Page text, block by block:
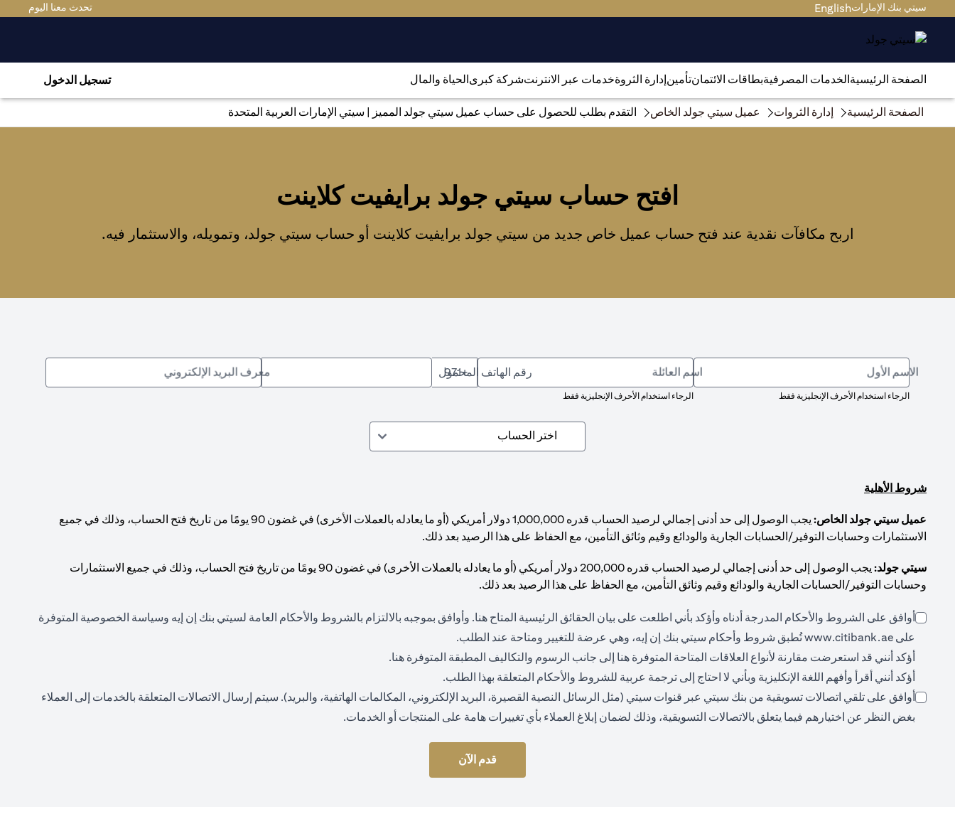
سيتي بنك الإماراتEnglish تحدث معنا اليوم
الصفحة الرئيسيةالخدمات المصرفيةبطاقات الائتمانتأمينإدارة الثروةخدمات عبر الانترنتشركة كبرىالحياة والمال تسجيل الدخول
الصفحة الرئيسية إدارة الثروات عميل سيتي جولد الخاص التقدم بطلب للحصول على حساب عميل سيتي جولد المميز | سيتي الإمارات العربية المتحدة
افتح حساب سيتي جولد برايفيت كلاينت
اربح مكافآت نقدية عند فتح حساب عميل خاص جديد من سيتي جولد برايفيت كلاينت أو حساب سيتي جولد، وتمويله، والاستثمار فيه.
الرجاء استخدام الأحرف الإنجليزية فقط
الاسم الأول
الرجاء استخدام الأحرف الإنجليزية فقط
اسم العائلة +971
رقم الهاتف المحمول معرف البريد الإلكتروني
شروط الأهلية
عميل سيتي جولد الخاص:
يجب الوصول إلى حد أدنى إجمالي لرصيد الحساب قدره 1,000,000 دولار أمريكي (أو ما يعادله بالعملات الأخرى) في غضون 90 يومًا من تاريخ فتح الحساب، وذلك في جميع
الاستثمارات وحسابات التوفير/الحسابات الجارية والودائع وقيم وثائق التأمين، مع الحفاظ على هذا الرصيد بعد ذلك.
سيتي جولد:
يجب الوصول إلى حد أدنى إجمالي لرصيد الحساب قدره 200,000 دولار أمريكي (أو ما يعادله بالعملات الأخرى) في غضون 90 يومًا من تاريخ فتح الحساب، وذلك في جميع الاستثمارات
وحسابات التوفير/الحسابات الجارية والودائع وقيم وثائق التأمين، مع الحفاظ على هذا الرصيد بعد ذلك.
أوافق على الشروط والأحكام المدرجة أدناه وأؤكد بأني اطلعت على بيان الحقائق الرئيسية المتاح هنا(opens in a new tab). وأوافق بموجبه بالالتزام بالشروط والأحكام العامة لسيتي بنك إن إيه وسياسة الخصوصية المتوفرة
على www.citibank.ae
(opens in a new tab)تُطبق شروط وأحكام سيتي بنك إن إيه، وهي عرضة للتغيير ومتاحة عند الطلب.
أؤكد أنني قد استعرضت مقارنة لأنواع العلاقات المتاحة المتوفرة هنا إلى جانب الرسوم والتكاليف المطبقة المتوفرة هنا(opens in a new tab).
أؤكد أنني أقرأ وأفهم اللغة الإنكليزية وبأني لا احتاج إلى ترجمة عربية للشروط والأحكام المتعلقة بهذا الطلب.
أوافق على تلقي اتصالات تسويقية من بنك سيتي عبر قنوات سيتي (مثل الرسائل النصية القصيرة، البريد الإلكتروني، المكالمات الهاتفية، والبريد). سيتم إرسال الاتصالات المتعلقة بالخدمات إلى العملاء
بغض النظر عن اختيارهم فيما يتعلق بالاتصالات التسويقية، وذلك لضمان إبلاغ العملاء بأي تغييرات هامة على المنتجات أو الخدمات.
قدم الآن